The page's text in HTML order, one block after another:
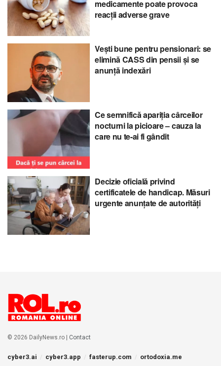
medicamente poate provoca
reacții adverse grave
Vești bune pentru pensionari: se
elimină CASS din pensii și se
anunță indexări
Ce semnifică apariția cârceilor
nocturni la picioare – cauza la
care nu te-ai fi gândit
Decizie oficială privind
certificatele de handicap. Măsuri
urgente anunțate de autorități
© 2026 DailyNews.ro | Contact
cyber3.ai cyber3.app fasterup.com ortodoxia.me